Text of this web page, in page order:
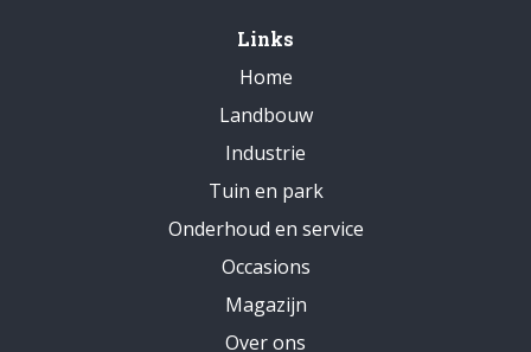
Links
Home
Landbouw
Industrie
Tuin en park
Onderhoud en service
Occasions
Magazijn
Over ons